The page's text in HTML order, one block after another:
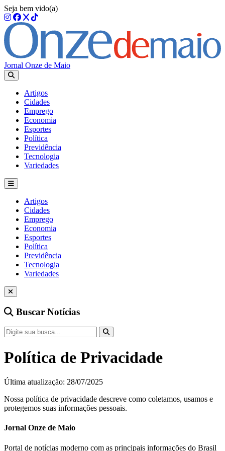
Seja bem vido(a)
Jornal Onze de Maio
Artigos
Cidades
Emprego
Economia
Esportes
Política
Previdência
Tecnologia
Variedades
Artigos
Cidades
Emprego
Economia
Esportes
Política
Previdência
Tecnologia
Variedades
Buscar Notícias
Política de Privacidade
Última atualização: 28/07/2025
Nossa política de privacidade descreve como coletamos, usamos e
protegemos suas informações pessoais.
Jornal Onze de Maio
Portal de notícias moderno com as principais informações do Brasil